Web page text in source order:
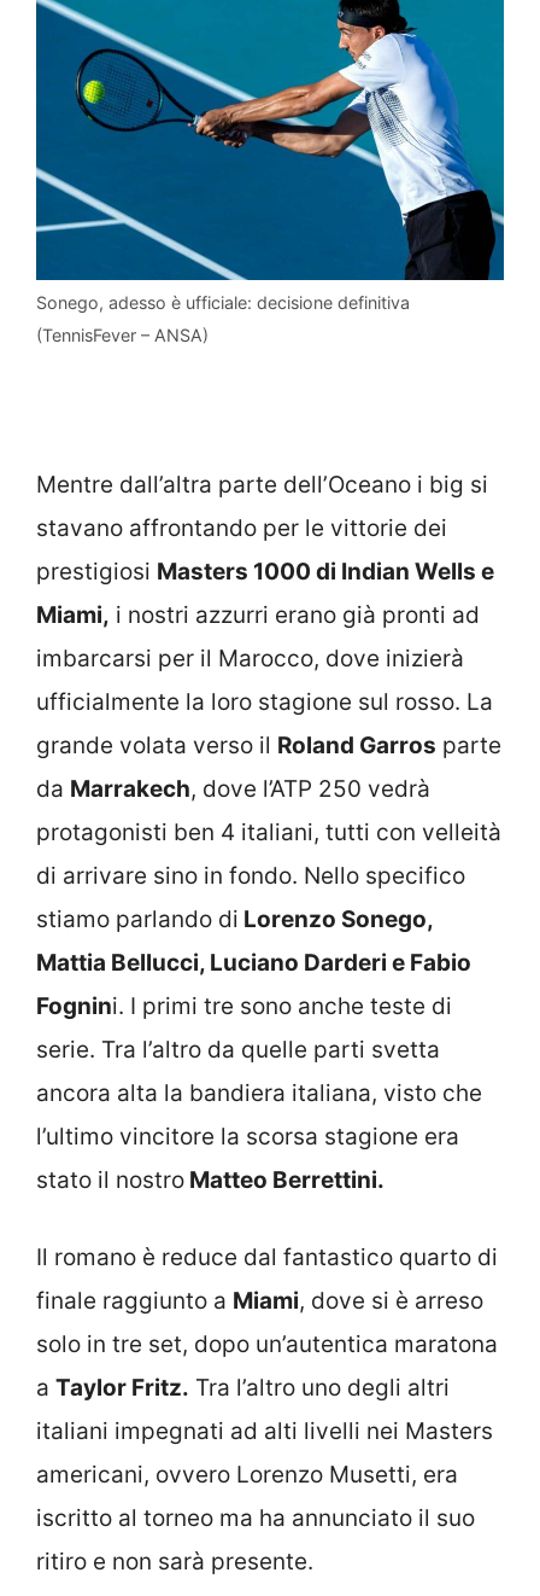
Sonego, adesso è ufficiale: decisione definitiva
(TennisFever – ANSA)
Mentre dall’altra parte dell’Oceano i big si
stavano affrontando per le vittorie dei
prestigiosi Masters 1000 di Indian Wells e
Miami, i nostri azzurri erano già pronti ad
imbarcarsi per il Marocco, dove inizierà
ufficialmente la loro stagione sul rosso. La
grande volata verso il Roland Garros parte
da Marrakech, dove l’ATP 250 vedrà
protagonisti ben 4 italiani, tutti con velleità
di arrivare sino in fondo. Nello specifico
stiamo parlando di Lorenzo Sonego,
Mattia Bellucci, Luciano Darderi e Fabio
Fognini. I primi tre sono anche teste di
serie. Tra l’altro da quelle parti svetta
ancora alta la bandiera italiana, visto che
l’ultimo vincitore la scorsa stagione era
stato il nostro Matteo Berrettini.
Il romano è reduce dal fantastico quarto di
finale raggiunto a Miami, dove si è arreso
solo in tre set, dopo un’autentica maratona
a Taylor Fritz. Tra l’altro uno degli altri
italiani impegnati ad alti livelli nei Masters
americani, ovvero Lorenzo Musetti, era
iscritto al torneo ma ha annunciato il suo
ritiro e non sarà presente.